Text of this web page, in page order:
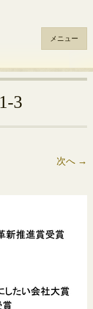
メニュー
3
次へ →